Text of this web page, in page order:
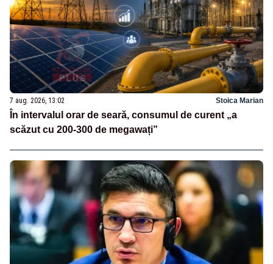
7 aug. 2026, 13:02 Stoica Marian
În intervalul orar de seară, consumul de curent „a
scăzut cu 200-300 de megawați”